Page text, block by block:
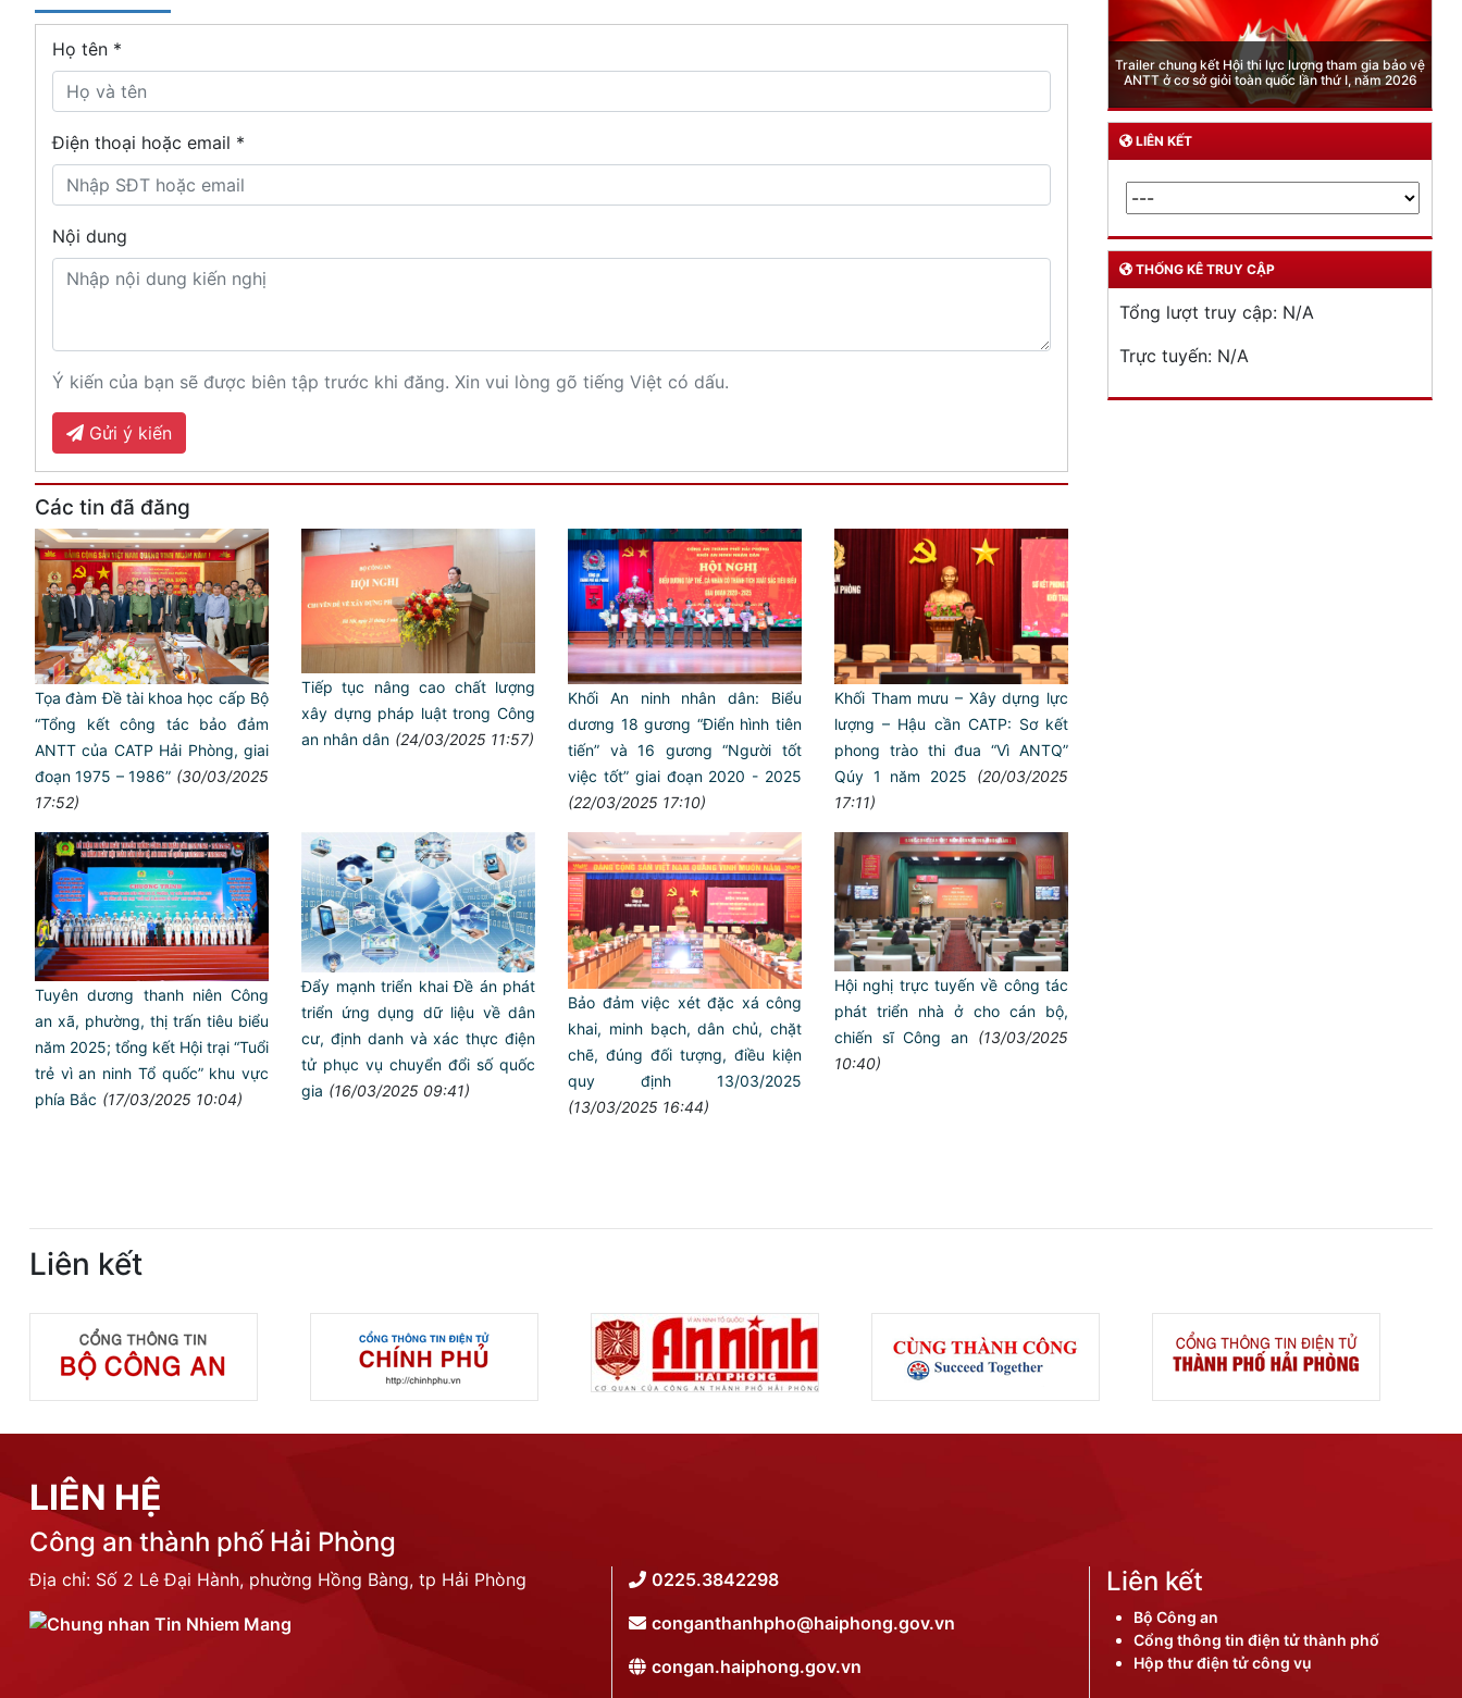
Họ tên *
Điện thoại hoặc email *
Nội dung
Ý kiến của bạn sẽ được biên tập trước khi đăng. Xin vui lòng gõ tiếng Việt có dấu.
Gửi ý kiến
Các tin đã đăng
Tọa đàm Đề tài khoa học cấp Bộ
“Tổng kết công tác bảo đảm
ANTT của CATP Hải Phòng, giai
đoạn 1975 – 1986” (30/03/2025
17:52)
Tiếp tục nâng cao chất lượng
xây dựng pháp luật trong Công
an nhân dân (24/03/2025 11:57)
Khối An ninh nhân dân: Biểu
dương 18 gương “Điển hình tiên
tiến” và 16 gương “Người tốt
việc tốt” giai đoạn 2020 - 2025
(22/03/2025 17:10)
Khối Tham mưu – Xây dựng lực
lượng – Hậu cần CATP: Sơ kết
phong trào thi đua “Vì ANTQ”
Qúy 1 năm 2025
(20/03/2025
17:11)
Tuyên dương thanh niên Công
an xã, phường, thị trấn tiêu biểu
năm 2025; tổng kết Hội trại “Tuổi
trẻ vì an ninh Tổ quốc” khu vực
phía Bắc (17/03/2025 10:04)
Đẩy mạnh triển khai Đề án phát
triển ứng dụng dữ liệu về dân
cư, định danh và xác thực điện
tử phục vụ chuyển đổi số quốc
gia (16/03/2025 09:41)
Bảo đảm việc xét đặc xá công
khai, minh bạch, dân chủ, chặt
chẽ, đúng đối tượng, điều kiện
quy định 13/03/2025
(13/03/2025 16:44)
Hội nghị trực tuyến về công tác
phát triển nhà ở cho cán bộ,
chiến sĩ Công an
(13/03/2025
10:40)
Phòng Quản lý xuất nhập cảnh: Hướng dẫn những
quy định mới trong lĩnh vực xuất cảnh, nhập cảnh
của công dân việt nam từ ngày 01/7/2026
LIÊN KẾT
THỐNG KÊ TRUY CẬP
Tổng lượt truy cập: N/A
Trực tuyến: N/A
Liên kết
LIÊN HỆ
Công an thành phố Hải Phòng
Địa chỉ: Số 2 Lê Đại Hành, phường Hồng Bàng, tp Hải Phòng
0225.3842298
conganthanhpho@haiphong.gov.vn
congan.haiphong.gov.vn
Liên kết
Bộ Công an
Cổng thông tin điện tử thành phố
Hộp thư điện tử công vụ